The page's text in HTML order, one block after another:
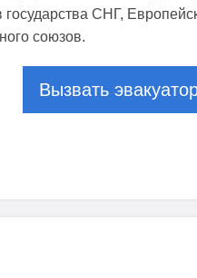
государства СНГ,
союзов.
Вызвать